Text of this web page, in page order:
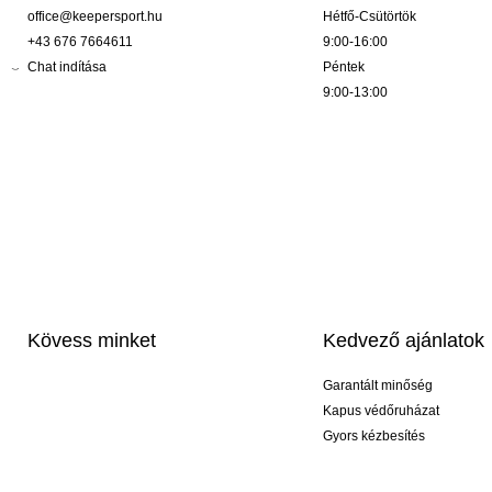
office@keepersport.hu
+43 676 7664611
Chat indítása
Hétfő-Csütörtök
9:00-16:00
Péntek
9:00-13:00
Kövess minket Kedvező ajánlatok
Garantált minőség
Kapus védőruházat
Gyors kézbesítés